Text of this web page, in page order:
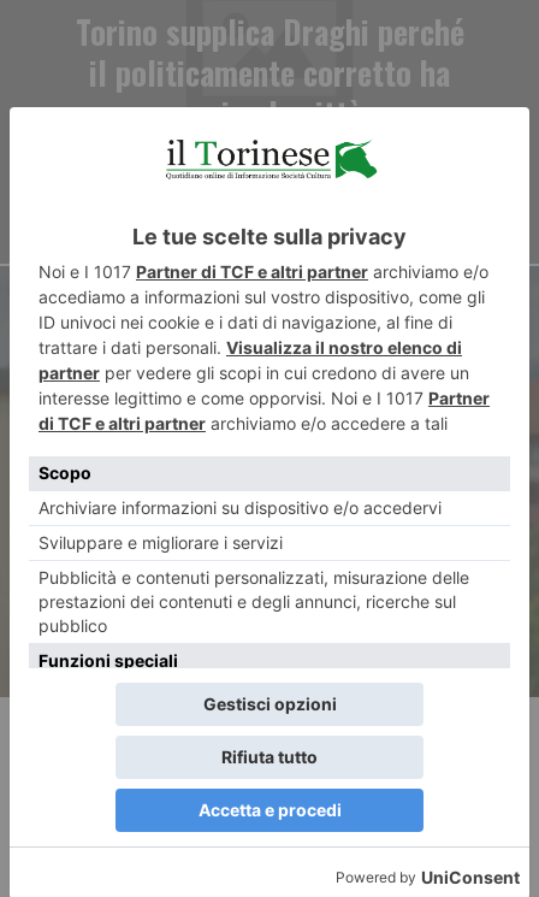
Torino supplica Draghi perché
il politicamente corretto ha
ucciso la città
La collina e le sue storie
RECENTI: